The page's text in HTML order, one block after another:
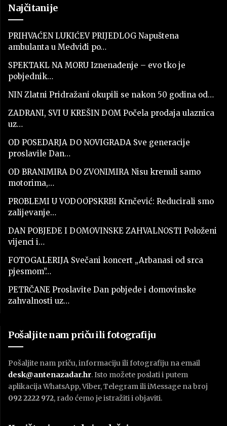
Najčitanije
PRIHVAĆEN LUKIĆEV PRIJEDLOG Napuštena
ambulanta u Medviđi po…
SPEKTAKL NA MORU Iznenađenje – evo tko je
pobjednik…
NIN Zlatni Pridražani okupili se nakon 50 godina od…
ZADRANI, SVI U KREŠIN DOM Počela prodaja ulaznica
uz…
OD POSEDARJA DO NOVIGRADA Sve generacije
proslavile Dan…
OD BRANIMIRA DO ZVONIMIRA Nisu krenuli samo
motorima,…
PROBLEMI U VODOOPSKRBI Krnčević: Reducirali smo
zalijevanje…
DAN POBJEDE I DOMOVINSKE ZAHVALNOSTI Položeni
vijenci i…
FOTOGALERIJA Svečani koncert „Arbanasi od srca
pjesmom”…
PETRČANE Proslavite Dan pobjede i domovinske
zahvalnosti uz…
Pošaljite nam priču ili fotografiju
Pošaljite nam priču, informaciju ili fotografiju na email
desk@antenazadar.hr. Isto možete poslati i putem
aplikacija WhatsApp, Viber, Telegram ili iMessage na broj
092 2222 972, rado ćemo je istražiti i objaviti.